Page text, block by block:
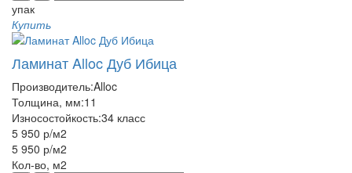
упак
Купить
Ламинат Alloc Дуб Ибица
Производитель:Alloc
Толщина, мм:11
Износостойкость:34 класс
5 950 р/м2
5 950 р/м2
Кол-во, м2